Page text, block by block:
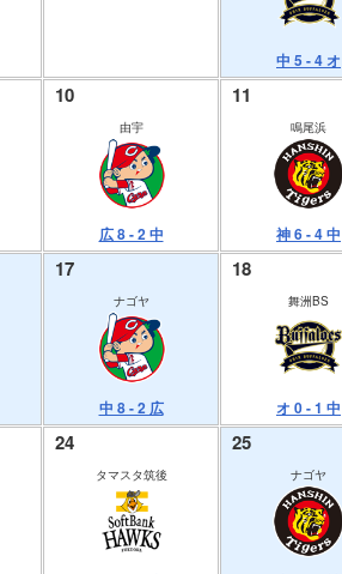
中 5 - 4 オ
10
由宇
広 8 - 2 中
11
鳴尾浜
神 6 - 4 中
17
ナゴヤ
中 8 - 2 広
18
舞洲BS
オ 0 - 1 中
24
タマスタ筑後
25
ナゴヤ